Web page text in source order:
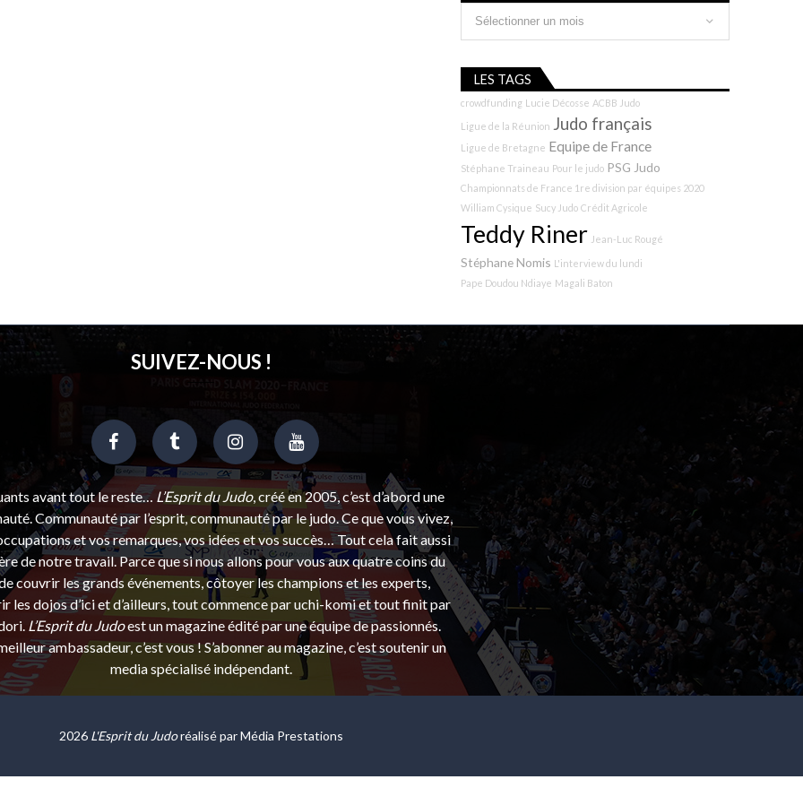
LES TAGS
crowdfunding Lucie Décosse ACBB Judo
Ligue de la Réunion Judo français
Ligue de Bretagne Equipe de France
Stéphane Traineau Pour le judo PSG Judo
Championnats de France 1re division par équipes 2020
William Cysique Sucy Judo Crédit Agricole
Teddy Riner Jean-Luc Rougé
Stéphane Nomis L'interview du lundi
Pape Doudou Ndiaye Magali Baton
SUIVEZ-NOUS !
avant tout le reste… L’Esprit du Judo, créé en 2005, c’est d’abord une
Communauté par l’esprit, communauté par le judo. Ce que vous vivez,
et vos remarques, vos idées et vos succès… Tout cela fait aussi
de notre travail. Parce que si nous allons pour vous aux quatre coins du
couvrir les grands événements, côtoyer les champions et les experts,
les dojos d’ici et d’ailleurs, tout commence par uchi-komi et tout finit par
L’Esprit du Judoest un magazine édité par une équipe de passionnés.
ambassadeur, c’est vous ! S’abonner au magazine, c’est soutenir un
media spécialisé indépendant.
2026 L'Esprit du Judoréalisé parMédia Prestations